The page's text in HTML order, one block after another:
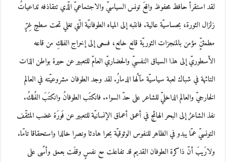
لقد استقرأ حافظ محفوظ واقعَ تونس السياسيّ والاجتماعيّ الّذي تتقاذفه تداعياتُ
زلزال الثورة، بحساسيّة عالية. فانتبه إلى المياه الطوفانيّة الّتي تغلي تحت سطحٍ غِرٍّ
مطمئنٍّ مؤمن بالمنجزات الثوريّة قانع خانع، فسعى إلى إخراج الفلكِ من قاعه
الأسطوريّ إلى هذا السياق النفسيّ والحضاريّ العامّ للتعبير عن حيرة بواطن الذات
التائهة في شباك لعبة سياسيّة مآلُها الدمارُ. لقد وجد الطوفان مشروعيّته في العالم
الخارجيّ والعالم الداخليّ للشاعر على حدّ السواء. فانكتَب الطوفانُ وانكتَبَ الفُلكُ.
نفذ الشاعرُ إلى البحر الهائج في أعمق أعماق الإنسانيّة للتعبير عن فَورَة غضب المثقّف
التونسيّ عمّا يبدو في الظاهر للنفوس الوثوقيّة بحرا هادئا ونصرا خالدا واستحقاقا تامّا.
ولارَيبَ أنّ ذاكرة الطوفان القديم قد تفاعلت مع نفسٍ وقفَت بعمق وأسًى على